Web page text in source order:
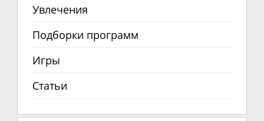
Увлечения
Подборки программ
Игры
Статьи